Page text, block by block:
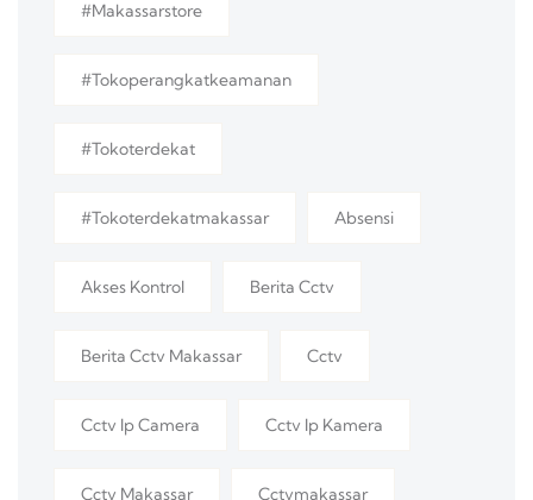
#makassarstore
#tokoperangkatkeamanan
#tokoterdekat
#tokoterdekatmakassar Absensi
Akses Kontrol Berita Cctv
Berita Cctv Makassar Cctv
Cctv Ip Camera Cctv Ip Kamera
Cctv Makassar Cctvmakassar